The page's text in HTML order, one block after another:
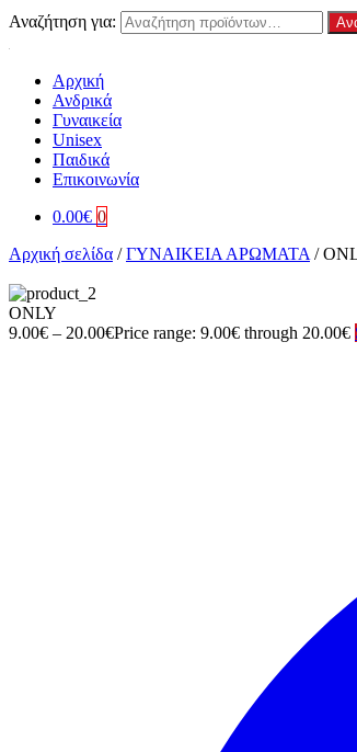
Αναζήτηση για:
Αρχική
Ανδρικά
Γυναικεία
Unisex
Παιδικά
Επικοινωνία
0.00€ 0
Αρχική σελίδα /ΓΥΝΑΙΚΕΙΑ ΑΡΩΜΑΤΑ /
ONLY
9.00€ – 20.00€Price range: 9.00€ through 20.00€